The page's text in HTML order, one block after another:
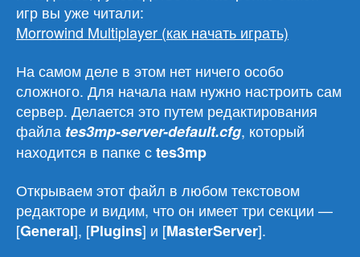
игр вы уже читали:
Morrowind Multiplayer (как начать играть)
На самом деле в этом нет ничего особо
сложного. Для начала нам нужно настроить сам
сервер. Делается это путем редактирования
файла tes3mp-server-default.cfg, который
находится в папке сtes3mp
Открываем этот файл в любом текстовом
редакторе и видим, что он имеет три секции —
[General], [Plugins] и [MasterServer].